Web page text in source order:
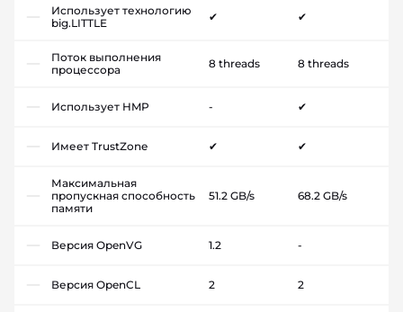
Использует технологию
big.LITTLE
✔ ✔
Поток выполнения
процессора
8 threads 8 threads
Использует HMP - ✔
Имеет TrustZone ✔ ✔
Максимальная
пропускная способность
памяти
51.2 GB/s 68.2 GB/s
Версия OpenVG 1.2 -
Версия OpenCL 2 2